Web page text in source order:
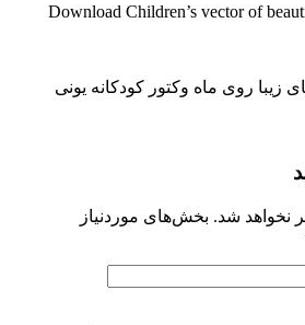
Download Children’s vector of
زیبا روی ماه وکتور کودکانه یونی
نخواهد شد. بخش‌های موردنیاز